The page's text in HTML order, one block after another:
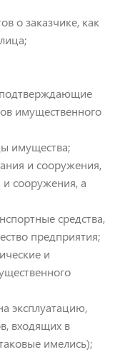
о заказчике, как
имущественного
имущества;
и сооружения,
и сооружения, а
средства,
предприятия;
и
эксплуатацию,
входящих в
имелись);